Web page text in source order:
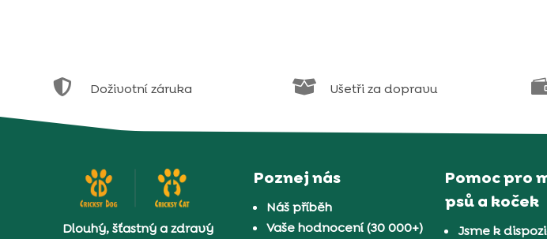
 Doživotní záruka  Ušetři za dopravu
Dlouhý, šťastný a zdravý
Poznej nás
Náš příběh
Vaše hodnocení (30 000+)
Pomoc pro
psů a koček
Jsme k